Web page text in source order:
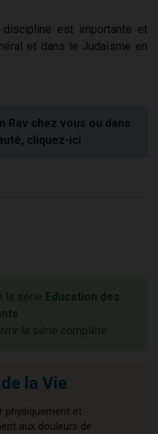
est importante et
et dans le Judaïsme en
Rav chez vous ou dans
cliquez-ici
la série Education des
:
la série complète
la Vie
physiquement et
aux douleurs de